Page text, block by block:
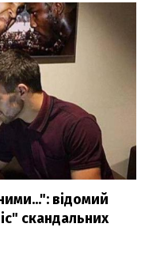
відомий
скандальних